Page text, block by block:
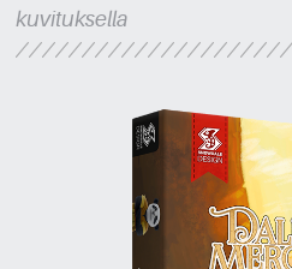
kuvituksella